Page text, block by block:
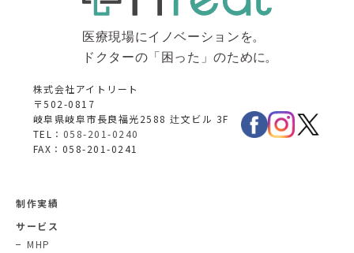
株式会社アイトリート
〒502-0817
岐阜県岐阜市長良福光2588 辻文ビル 3F
TEL： 058-201-0240
FAX：058-201-0241
制作実績
サービス
MHP